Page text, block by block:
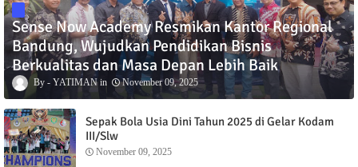
Sense Now Academy Resmikan Kantor Regional
Bandung, Wujudkan Pendidikan Bisnis
Berkualitas dan Masa Depan Lebih Baik
YATIMAN November 09, 2025
Sepak Bola Usia Dini Tahun 2025 di Gelar Kodam
III/Slw
November 09, 2025